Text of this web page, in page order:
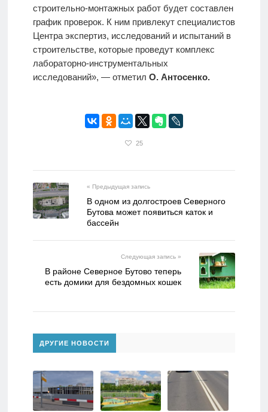
строительно-монтажных работ будет составлен
график проверок. К ним привлекут специалистов
Центра экспертиз, исследований и испытаний в
строительстве, которые проведут комплекс
лабораторно-инструментальных
исследований», — отметил О. Антосенко.
25
« Предыдущая запись
В одном из долгостроев Северного
Бутова может появиться каток и
бассейн
Следующая запись »
В районе Северное Бутово теперь
есть домики для бездомных кошек
ДРУГИЕ НОВОСТИ